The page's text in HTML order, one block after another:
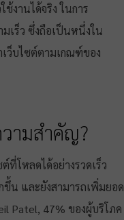
งานได้จริง ในการ
เร็ว ซึ่งถือเป็นหนึ่งใน
ว็บไซต์ตามเกณฑ์ของ
วามสำคัญ?
ที่โหลดได้อย่างรวดเร็ว
ขึ้น และยังสามารถเพิ่มยอด
Patel, 47% ของผู้บริโภค